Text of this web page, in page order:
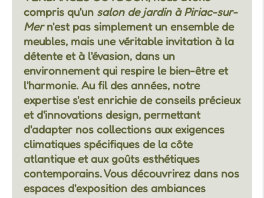
compris qu'un salon de jardin à Piriac-sur-
Mern'est pas simplement un ensemble de
meubles, mais une véritable invitation à la
détente et à l'évasion, dans un
environnement qui respire le bien-être et
l'harmonie. Au fil des années, notre
expertise s'est enrichie de conseils précieux
et d'innovations design, permettant
d'adapter nos collections aux exigences
climatiques spécifiques de la côte
atlantique et aux goûts esthétiques
contemporains. Vous découvrirez dans nos
espaces d'exposition des ambiances